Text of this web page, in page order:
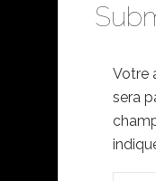
Votre
sera